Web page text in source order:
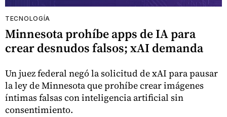
TECNOLOGÍA
Minnesota prohíbe apps de IA para
crear desnudos falsos; xAI demanda
Un juez federal negó la solicitud de xAI para pausar
la ley de Minnesota que prohíbe crear imágenes
íntimas falsas con inteligencia artificial sin
consentimiento.